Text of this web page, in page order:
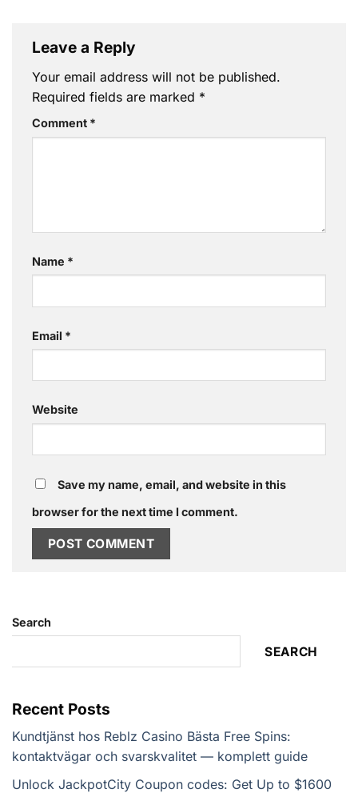
Leave a Reply
Your email address will not be published.
Required fields are marked *
Comment *
Name *
Email *
Website
Save my name, email, and website in this
browser for the next time I comment.
Search
SEARCH
Recent Posts
Kundtjänst hos Reblz Casino Bästa Free Spins:
kontaktvägar och svarskvalitet — komplett guide
Unlock JackpotCity Coupon codes: Get Up to $1600